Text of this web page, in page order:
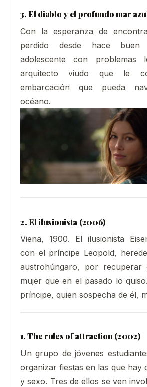
3. El diablo y el profundo mar
Con la esperanza de
perdido desde hace buen
adolescente con
arquitecto viudo que le
embarcación que pueda
océano.
2. El ilusionista (2006)
Viena, 1900. El ilusionista
con el príncipe Leopold,
austrohúngaro, por
mujer que en el pasado lo
príncipe, quien sospecha de él,
1. The rules of attraction (2002)
Un grupo de jóvenes
organizar fiestas en las que hay
y sexo. Tres de ellos se ven